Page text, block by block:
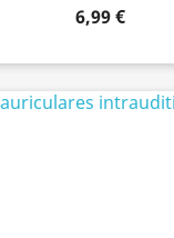
6,99 €